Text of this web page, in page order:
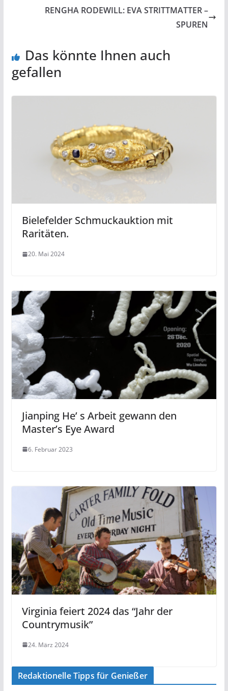
RENGHA RODEWILL: EVA STRITTMATTER –
SPUREN
Das könnte Ihnen auch
gefallen
Bielefelder Schmuckauktion mit
Raritäten.
20. Mai 2024
Jianping He’ s Arbeit gewann den
Master’s Eye Award
6. Februar 2023
Virginia feiert 2024 das “Jahr der
Countrymusik”
24. März 2024
Redaktionelle Tipps für Genießer